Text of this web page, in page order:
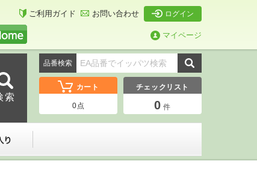
ご利用ガイド お問い合わせ ログイン
マイページ
品番検索
カート
0点
チェックリスト
0 件